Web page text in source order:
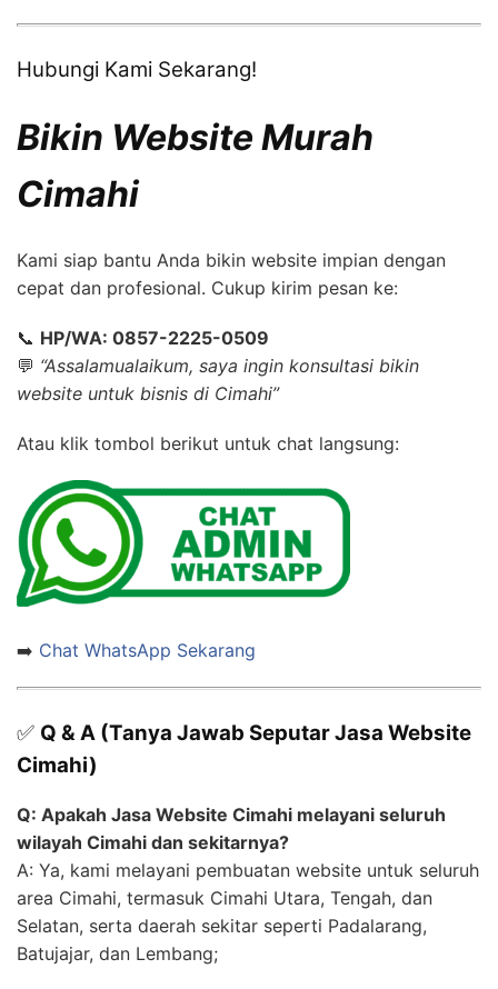
Hubungi Kami Sekarang!
Bikin Website Murah
Cimahi
Kami siap bantu Anda bikin website impian dengan
cepat dan profesional. Cukup kirim pesan ke:
📞 HP/WA: 0857-2225-0509
💬 “Assalamualaikum, saya ingin konsultasi bikin
website untuk bisnis di Cimahi”
Atau klik tombol berikut untuk chat langsung:
➡️ Chat WhatsApp Sekarang
✅ Q & A (Tanya Jawab Seputar Jasa Website
Cimahi)
Q: Apakah Jasa Website Cimahi melayani seluruh
wilayah Cimahi dan sekitarnya?
A: Ya, kami melayani pembuatan website untuk seluruh
area Cimahi, termasuk Cimahi Utara, Tengah, dan
Selatan, serta daerah sekitar seperti Padalarang,
Batujajar, dan Lembang;